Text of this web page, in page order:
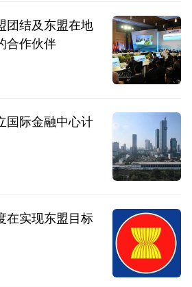
团结及东盟在地
合作伙伴
国际金融中心计
在实现东盟目标